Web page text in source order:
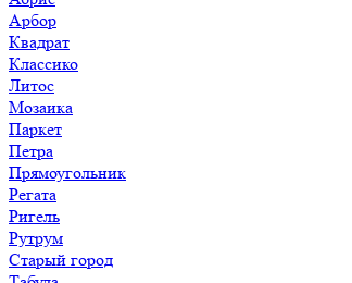
Арбор
Квадрат
Классико
Литос
Мозаика
Паркет
Петра
Прямоугольник
Регата
Ригель
Рутрум
Старый город